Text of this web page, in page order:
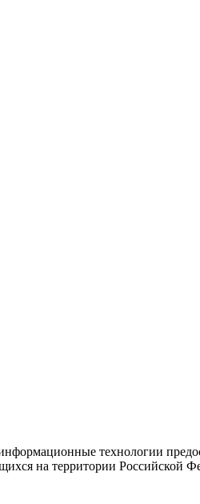
технологии
на территории Российской